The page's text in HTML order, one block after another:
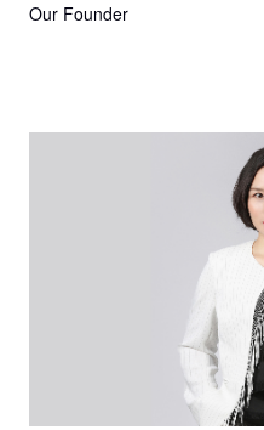
Our Founder